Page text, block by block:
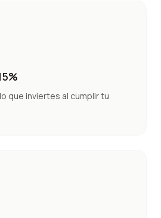
que inviertes al cumplir tu